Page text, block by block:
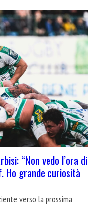
“Non vedo l’ora di
Ho grande curiosità
verso la prossima